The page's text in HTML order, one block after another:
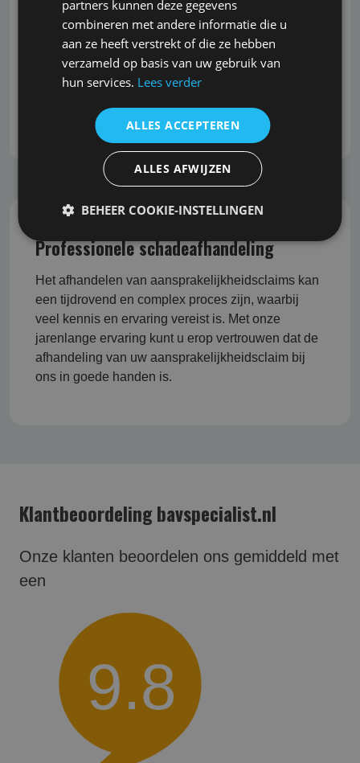
staan bekend om onze snelle reactie, zonder dat
van het advies.
Professionele schadeafhandeling
Het afhandelen van aansprakelijkheidsclaims kan
een tijdrovend en complex proces zijn, waarbij
veel kennis en ervaring vereist is. Met onze
jarenlange ervaring kunt u erop vertrouwen dat de
afhandeling van uw aansprakelijkheidsclaim bij
ons in goede handen is.
Klantbeoordeling bavspecialist.nl
Onze klanten beoordelen ons gemiddeld met
een
9.8
partners kunnen deze gegevens
combineren met andere informatie die u
aan ze heeft verstrekt of die ze hebben
verzameld op basis van uw gebruik van
hun services. Lees verder
ALLES ACCEPTEREN
ALLES AFWIJZEN
BEHEER COOKIE-INSTELLINGEN